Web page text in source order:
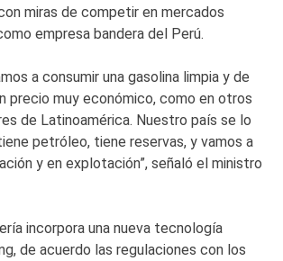
miras de competir en mercados
empresa bandera del Perú.
a consumir una gasolina limpia y de
precio muy económico, como en otros
de Latinoamérica. Nuestro país se lo
petróleo, tiene reservas, y vamos a
y en explotación”, señaló el ministro
incorpora una nueva tecnología
de acuerdo las regulaciones con los